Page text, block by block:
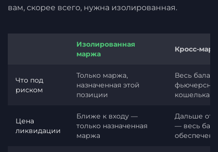
вам, скорее всего, нужна изолированная.
Изолированная
маржа
Кросс-
Что под
риском
Только маржа,
назначенная этой
позиции
Весь баланс
кошелька
Цена
ликвидации
Ближе к входу —
только назначенная
маржа
Дальше от
— весь